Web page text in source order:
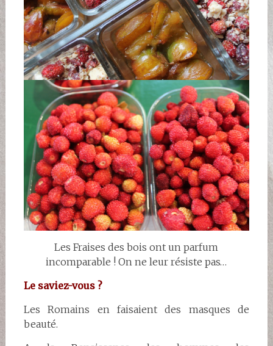
Les Fraises des bois ont un parfum
incomparable ! On ne leur résiste pas…
Le saviez-vous ?
Les Romains en faisaient des masques de
beauté.